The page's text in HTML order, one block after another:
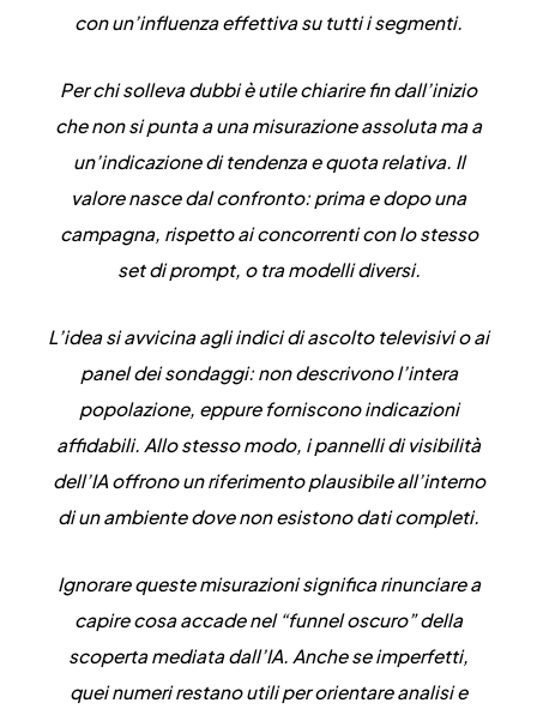
con un’influenza effettiva su tutti i segmenti.
Per chi solleva dubbi è utile chiarire fin dall’inizio
chenon si punta a una misurazione assoluta ma a
un’indicazione di tendenza e quota relativa. Il
valore nasce dal confronto: prima e dopo una
campagna, rispetto ai concorrenti con lo stesso
set di prompt, o tra modelli diversi.
L’idea si avvicina agli indici di ascolto televisivi o ai
panel dei sondaggi: non descrivono l’intera
popolazione, eppure forniscono indicazioni
affidabili. Allo stesso modo, i pannelli di visibilità
dell’IA offrono un riferimento plausibile all’interno
di un ambiente dove non esistono dati completi.
Ignorare queste misurazioni significa rinunciare a
capire cosa accade nel “funnel oscuro” della
scoperta mediata dall’IA. Anche se imperfetti,
quei numeri restano utili per orientare analisi e